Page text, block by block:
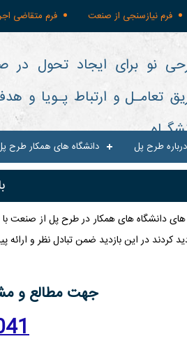
فرم نیازسنجی از صنعت فرم متقاضی
نو برای ایجاد تحول در
تعامـل و ارتباط پـویا و
درباره طرح پل دانشگاه های همکار طرح
تیر 1401 پیرو بازدید های دانشگاه های همکار
کردند در این بازدید ضمن تبادل نظر و
جهت مطالع و